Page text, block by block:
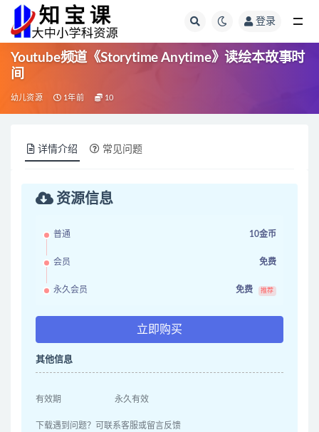
登录
Youtube频道《Storytime Anytime》读绘本故事时
间
幼儿资源 1年前 10
详情介绍 常见问题
资源信息
普通 10金币
会员 免费
永久会员 免费 推荐
立即购买
其他信息
有效期 永久有效
下载遇到问题？可联系客服或留言反馈
全部